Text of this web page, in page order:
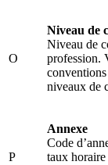
O
Niveau de
Niveau de
profession.
niveaux de
P
Annexe
Code
taux